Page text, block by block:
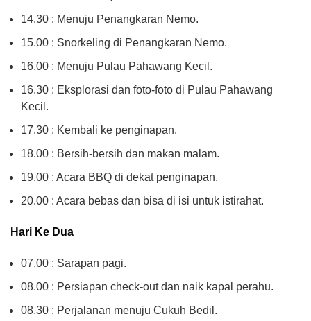
14.30 : Menuju Penangkaran Nemo.
15.00 : Snorkeling di Penangkaran Nemo.
16.00 : Menuju Pulau Pahawang Kecil.
16.30 : Eksplorasi dan foto-foto di Pulau Pahawang
Kecil.
17.30 : Kembali ke penginapan.
18.00 : Bersih-bersih dan makan malam.
19.00 : Acara BBQ di dekat penginapan.
20.00 : Acara bebas dan bisa di isi untuk istirahat.
Hari Ke Dua
07.00 : Sarapan pagi.
08.00 : Persiapan check-out dan naik kapal perahu.
08.30 : Perjalanan menuju Cukuh Bedil.